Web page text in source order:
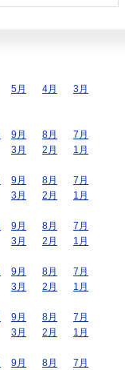
5月 4月
3月
9月 8月
7月
3月 2月
1月
9月 8月
7月
3月 2月
1月
9月 8月
7月
3月 2月
1月
9月 8月
7月
3月 2月
1月
9月 8月
7月
3月 2月
1月
9月 8月
7月